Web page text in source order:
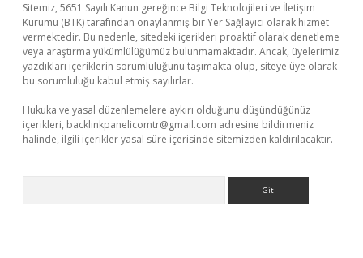
Sitemiz, 5651 Sayılı Kanun gereğince Bilgi Teknolojileri ve İletişim
Kurumu (BTK) tarafından onaylanmış bir Yer Sağlayıcı olarak hizmet
vermektedir. Bu nedenle, sitedeki içerikleri proaktif olarak denetleme
veya araştırma yükümlülüğümüz bulunmamaktadır. Ancak, üyelerimiz
yazdıkları içeriklerin sorumluluğunu taşımakta olup, siteye üye olarak
bu sorumluluğu kabul etmiş sayılırlar.
Hukuka ve yasal düzenlemelere aykırı olduğunu düşündüğünüz
içerikleri, backlinkpanelicomtr@gmail.com adresine bildirmeniz
halinde, ilgili içerikler yasal süre içerisinde sitemizden kaldırılacaktır.